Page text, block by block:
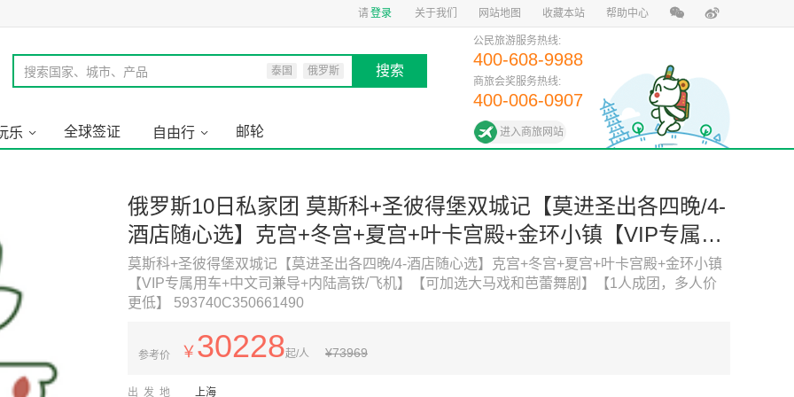
请登录 关于我们 网站地图 收藏本站 帮助中心
搜索国家、城市、产品 泰国 俄罗斯 搜索
公民旅游服务热线:
400-608-9988
商旅会奖服务热线:
400-006-0907
进入商旅网站
乐 全球签证 自由行 邮轮
俄罗斯10日私家团 莫斯科+圣彼得堡双城记【莫进圣出各四晚/4-
酒店随心选】克宫+冬宫+夏宫+叶卡宫殿+金环小镇【VIP专属用
车+中文司兼导+内陆高铁/飞机】【可加选大马戏和芭蕾舞剧】
【1人成团，多人价更低】
莫斯科+圣彼得堡双城记【莫进圣出各四晚/4-酒店随心选】克宫+冬宫+夏宫+叶卡宫殿+金环小镇
【VIP专属用车+中文司兼导+内陆高铁/飞机】【可加选大马戏和芭蕾舞剧】【1人成团，多人价
更低】 593740C350661490
参考价 ￥ 30228起/人 ¥73969
出发地 上海